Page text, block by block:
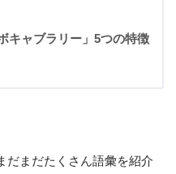
キャブラリー」5つの特徴
だまだたくさん語彙を紹介